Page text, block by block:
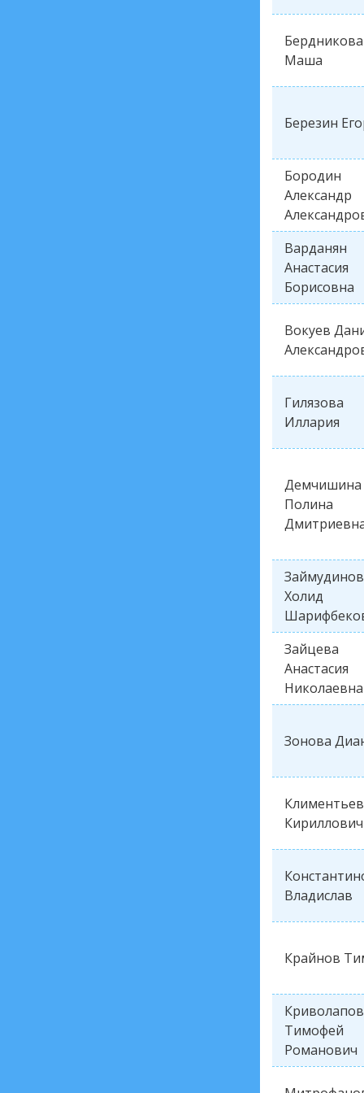
Бердникова
Маша
Березин
Бородин
Александр
Варданян
Анастасия
Борисовна
Вокуев
Гилязова
Иллария
Демчишина
Полина
Займудинов
Холид
Зайцева
Анастасия
Николаевна
Зонова
Кириллович
Владислав
Крайнов
Криволапов
Тимофей
Романович